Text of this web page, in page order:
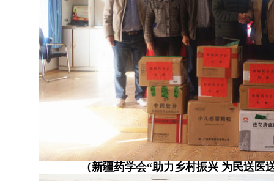
（新疆药学会“助力乡村振兴 为民送医